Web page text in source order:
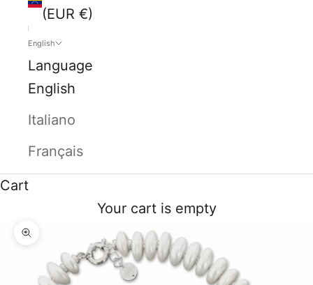
(EUR €)
English
Language
English
Italiano
Français
Cart
Your cart is empty
Zoom picture